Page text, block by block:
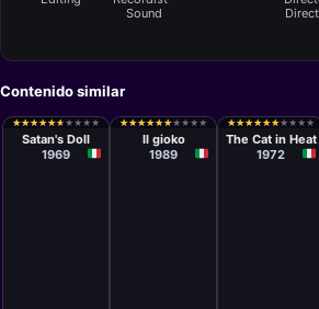
Sound
Contenido similar
★
★★
★★
★★
★★
★★
★ ★
★ ★
★ ★
★ ★
★
Ferruccio
Casapinta
Satan's Doll
1969
★
★★
★★
★★
★★
★★
★★
★ ★
★ ★
★ ★
★
Lamberto
Bava
Il gioko
1989
★
★★
★★
★★
★★
★★
★★
★ ★
★ ★
★ ★
★
Nello Rossati
The Cat in Heat
1972